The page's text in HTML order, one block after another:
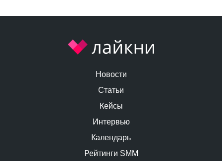
Новости
Статьи
Кейсы
Интервью
Календарь
Рейтинги SMM